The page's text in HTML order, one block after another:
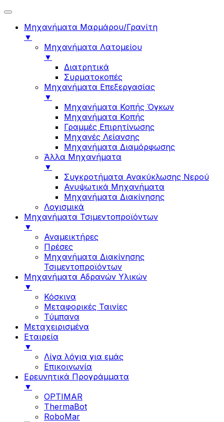
Μηχανήματα Μαρμάρου/Γρανίτη
▼
Μηχανήματα Λατομείου
▼
Διατρητικά
Συρματοκοπές
Μηχανήματα Επεξεργασίας
▼
Μηχανήματα Κοπής Όγκων
Μηχανήματα Κοπής
Γραμμές Επιρητίνωσης
Μηχανές Λείανσης
Μηχανήματα Διαμόρφωσης
Άλλα Μηχανήματα
▼
Συγκροτήματα Ανακύκλωσης Νερού
Ανυψωτικά Μηχανήματα
Μηχανήματα Διακίνησης
Λογισμικά
Μηχανήματα Τσιμεντοπροϊόντων
▼
Αναμεικτήρες
Πρέσες
Μηχανήματα Διακίνησης
Τσιμεντοπροϊόντων
Μηχανήματα Αδρανών Υλικών
▼
Κόσκινα
Μεταφορικές Ταινίες
Τύμπανα
Μεταχειρισμένα
Εταιρεία
▼
Λίγα λόγια για εμάς
Επικοινωνία
Ερευνητικά Προγράμματα
▼
OPTIMAR
ThermaBot
RoboMar